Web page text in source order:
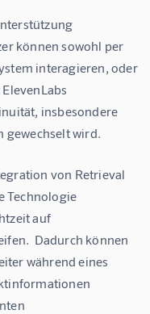
können sowohl per
interagieren, oder
insbesondere
gewechselt wird.
von Retrieval
Technologie
auf
Dadurch können
während eines